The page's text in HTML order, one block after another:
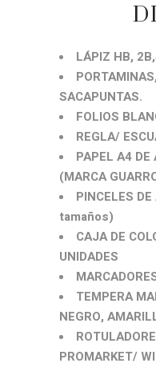
LÁPIZ HB,
SACAPUNTAS.
FOLIOS
REGLA/
PAPEL A4 DE
(MARCA
PINCELES
tamaños)
CAJA DE
UNIDADES
TEMPERA
NEGRO,
PROMARKET/